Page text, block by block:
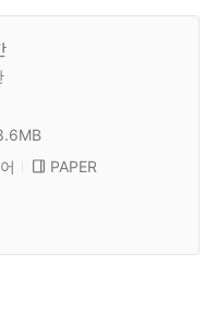
PAPER